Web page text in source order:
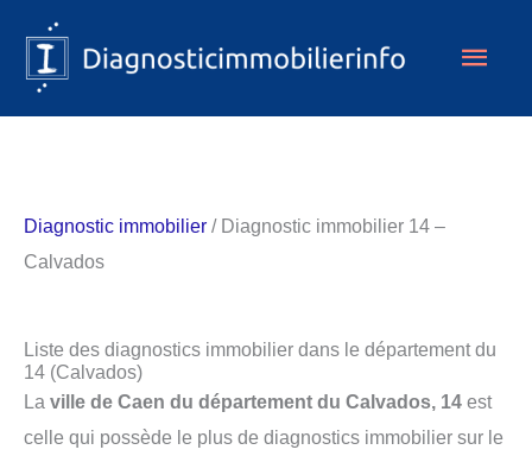
contenu
Diagnostic immobilier / Diagnostic immobilier 14 –
Calvados
Liste des diagnostics immobilier dans le département du
14 (Calvados)
La ville de Caen du département du Calvados, 14 est
celle qui possède le plus de diagnostics immobilier sur le